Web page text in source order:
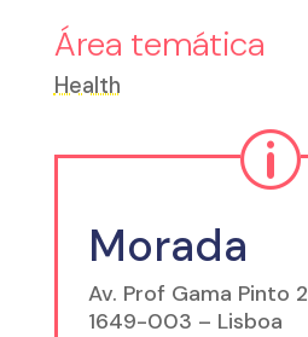
Área temática
Health
p
Morada
Av. Prof Gama Pinto 2
1649-003 – Lisboa